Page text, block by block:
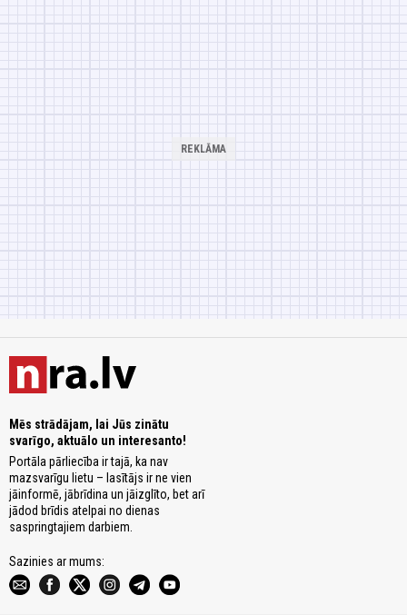
Mēs strādājam, lai Jūs zinātu
svarīgo, aktuālo un interesanto!
Portāla pārliecība ir tajā, ka nav
mazsvarīgu lietu – lasītājs ir ne vien
jāinformē, jābrīdina un jāizglīto, bet arī
jādod brīdis atelpai no dienas
saspringtajiem darbiem.
Sazinies ar mums: